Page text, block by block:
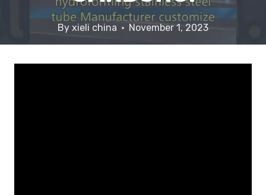
By xieli china November 1, 2023